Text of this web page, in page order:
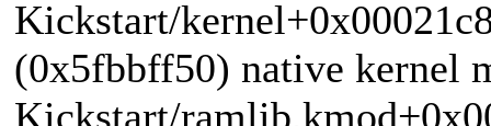
Kickstart/
(0x5fbbff50) native kernel
Kickstart/